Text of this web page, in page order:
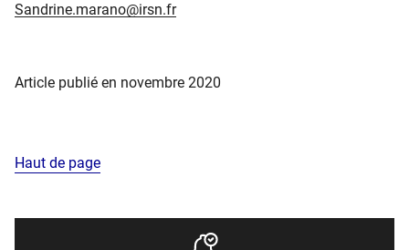
Sandrine.marano@irsn.fr
Article publié en novembre 2020
Haut de page